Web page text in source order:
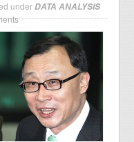
under DATA ANALYSIS